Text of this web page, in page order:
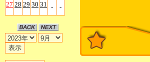
27 28 29 30 31 - -